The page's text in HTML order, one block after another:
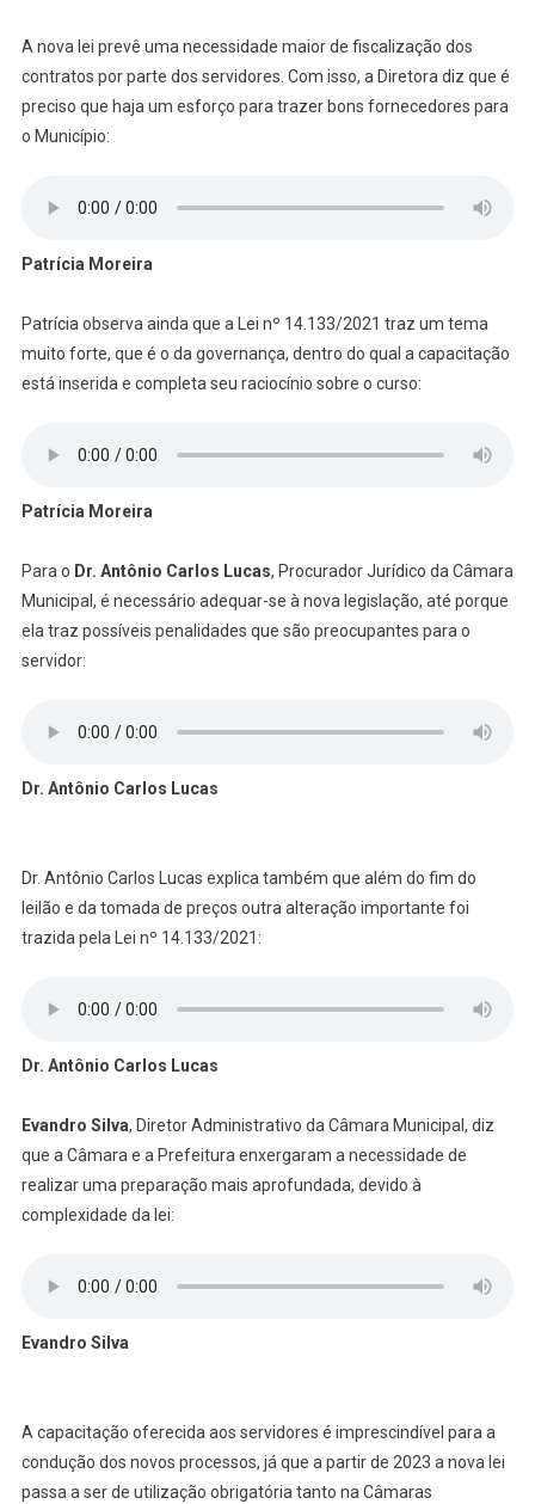
A nova lei prevê uma necessidade maior de fiscalização dos
contratos por parte dos servidores. Com isso, a Diretora diz que é
preciso que haja um esforço para trazer bons fornecedores para
o Município:
Patrícia Moreira
Patrícia observa ainda que a Lei nº 14.133/2021 traz um tema
muito forte, que é o da governança, dentro do qual a capacitação
está inserida e completa seu raciocínio sobre o curso:
Patrícia Moreira
Para o Dr. Antônio Carlos Lucas, Procurador Jurídico da Câmara
Municipal, é necessário adequar-se à nova legislação, até porque
ela traz possíveis penalidades que são preocupantes para o
servidor:
Dr. Antônio Carlos Lucas
Dr. Antônio Carlos Lucas explica também que além do fim do
leilão e da tomada de preços outra alteração importante foi
trazida pela Lei nº 14.133/2021:
Dr. Antônio Carlos Lucas
Evandro Silva, Diretor Administrativo da Câmara Municipal, diz
que a Câmara e a Prefeitura enxergaram a necessidade de
realizar uma preparação mais aprofundada, devido à
complexidade da lei:
Evandro Silva
A capacitação oferecida aos servidores é imprescindível para a
condução dos novos processos, já que a partir de 2023 a nova lei
passa a ser de utilização obrigatória tanto na Câmaras